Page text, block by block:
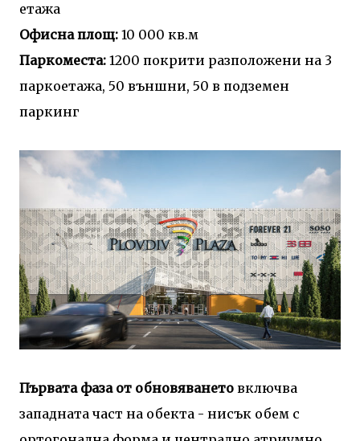
етажа
Офисна площ: 10 000 кв.м
Паркоместа: 1200 покрити разположени на 3
паркоетажа, 50 външни, 50 в подземен
паркинг
Първата фаза от обновяването включва
западната част на обекта - нисък обем с